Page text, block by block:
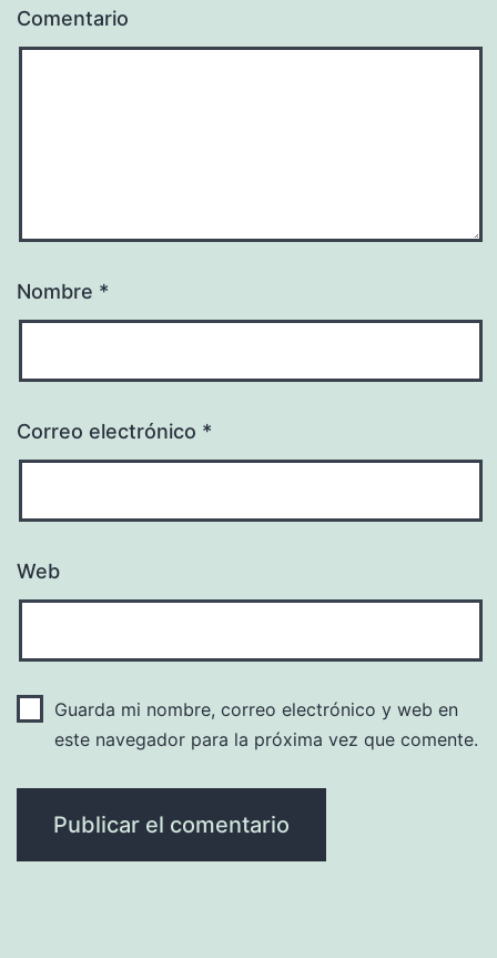
Comentario
Nombre *
Correo electrónico *
Web
Guarda mi nombre, correo electrónico y web en
este navegador para la próxima vez que comente.